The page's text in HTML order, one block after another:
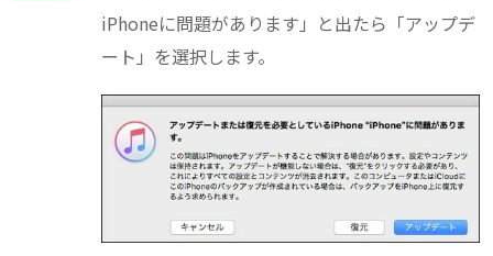
iPhoneに問題があります」と出たら「アップデ
ート」を選択します。